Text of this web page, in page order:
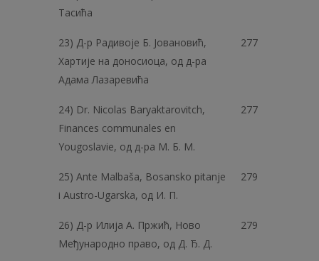
Тасића
23) Д-р Радивоје Б. Јовановић,
Хартије на доносиоца, од д-ра
Адама Лазаревића
277
24) Dr. Nicolas Baryaktarovitch,
Finances communales en
Yougoslavie, од д-ра M. Б. M.
277
25) Ante Malbaša, Bosansko pitanje
i Austro-Ugarska, од И. П.
279
26) Д-р Илија А. Пржић, Ново
Међународно право, од Д. Ђ. Д.
279